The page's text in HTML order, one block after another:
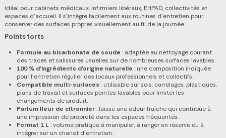
Idéal pour cabinets médicaux, infirmiers libéraux, EHPAD, collectivités et
espaces d'accueil. Il s'intègre facilement aux routines d'entretien pour
conserver des surfaces propres visuellement au fil de la journée.
Points forts
Formule au bicarbonate de soude : adaptée au nettoyage courant
des traces et salissures usuelles sur de nombreuses surfaces lavables.
100 % d'ingrédients d'origine naturelle : une composition indiquée
pour l'entretien régulier des locaux professionnels et collectifs.
Compatible multi-surfaces : utilisable sur sols, carrelages, plastiques,
plans de travail et surfaces peintes lavables pour limiter les
changements de produit.
Parfum fleur de citronnier: laisse une odeur fraîche qui contribue à
une impression de propreté dans les espaces fréquentés.
Format 1 L: volume pratique à manipuler, à ranger en réserve ou à
intégrer sur un chariot d'entretien.